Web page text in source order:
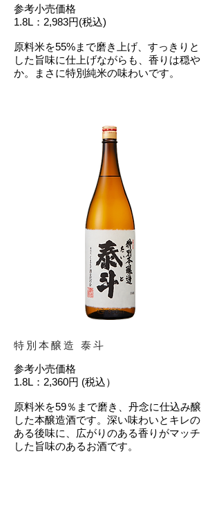
参考小売価格
1.8L：2,983円(税込)
原料米を55%まで磨き上げ、すっきりと
した旨味に仕上げながらも、香りは穏や
か。まさに特別純米の味わいです。
特別本醸造 泰斗
​参考小売価格
1.8L：2,360円 (税込）
原料米を59％まで磨き、丹念に仕込み醸
した本醸造酒です。深い味わいとキレの
ある後味に、広がりのある香りがマッチ
した旨味のあるお酒です。